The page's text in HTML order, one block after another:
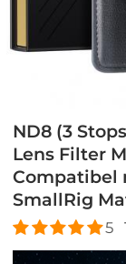
ND8 (3
Lens Filter
Compatibel
SmallRig
5